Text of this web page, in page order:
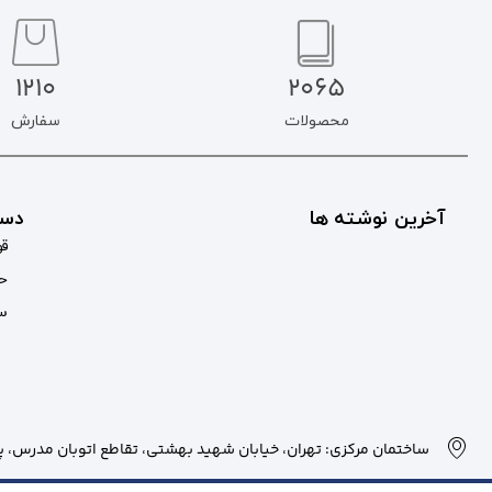
2065
محصولات
1210
سفارش
آخرین نوشته ها
ساختمان مرکزی: تهران، خیابان شهید بهشتی، تقاطع اتوبان مدرس،